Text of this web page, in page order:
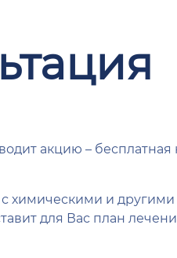
акцию – бесплатная
химическими и
для Вас план